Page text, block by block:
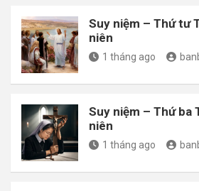
Suy niệm – Thứ tư
niên
1 tháng ago
Suy niệm – Thứ ba
niên
1 tháng ago